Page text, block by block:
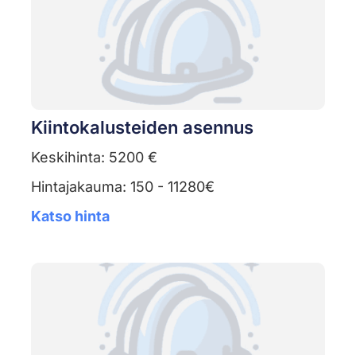
Kiintokalusteiden asennus
Keskihinta: 5200 €
Hintajakauma: 150 - 11280€
Katso hinta